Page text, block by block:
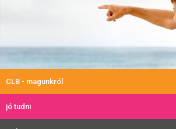
CLB - magunkról
jó tudni